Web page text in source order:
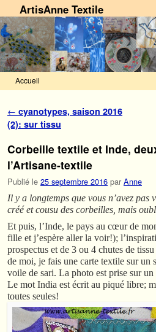
ArtisAnne Textile
Accueil
Navigation des articles
← cyanotypes, saison 2016
(2): sur tissu
Corbeille textile et Inde,
l’Artisane-textile
Publié le 25 septembre 2016 par Anne
Il y a longtemps que vous n’avez pas
créé et cousu des corbeilles, mais
Et puis, l’Inde, le pays au cœur de
fille et j’espère aller la voir!);
prospectus et de 3 ou 4 chutes de
de moi, je fais une carte textile sur un
voile de sari. La photo est prise sur
Le mot India est écrit au piqué libre;
toutes seules!